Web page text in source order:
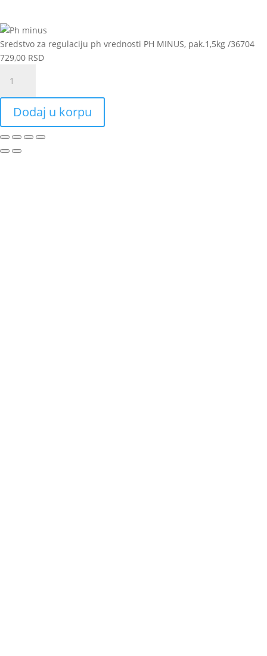
Sredstvo za regulaciju ph vrednosti PH MINUS, pak.1,5kg /36704
729,00 RSD
regulaciju
vrednosti
PH
MINUS,
Dodaj u korpu